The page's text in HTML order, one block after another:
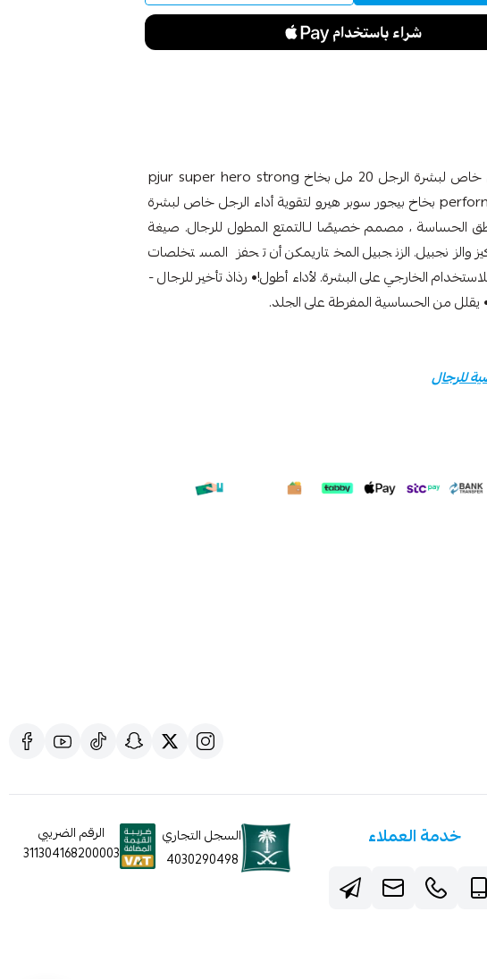
بيور بخاخ سوبر هيرو لتقوية أداء الرجل خاص لبشرة الرجل 20 مل بخاخ pjur super hero strong
performance spray with ginger extract بخاخ بيجور سوبر هيرو لتقوية أداء الرجل خاص لبشرة
بالمناطق الحساسة ، مصمم خصيصًا لـالتمتع المطول للرجال. صيغة
والزنجبيل. الزنجبيل المختاريمكن أن تحفز المستخلصات
الخارجي على البشرة. لأداء أطول!• رذاذ تأخير للرجال -
يقلل من الحساسية المفرطة على الجلد.
للرجال
خدمة العملاء
السجل التجاري
4030290498
الرقم الضريبي
311304168200003